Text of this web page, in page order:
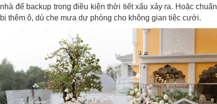
nhà để backup trong điều kiện thời tiết xấu xảy ra. Hoặc chuẩn
bị thêm ô, dù che mưa dự phòng cho không gian tiệc cưới.